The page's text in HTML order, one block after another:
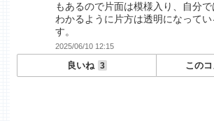
もあるので片面は模様入り、自分
わかるように片方は透明になって
す。
2025/06/10 12:15
良いね 3 この